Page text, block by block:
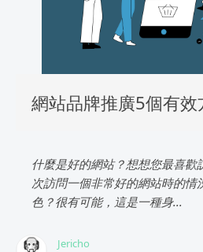
網站品牌推廣5個有效
什麼是好的網站？想想您最喜歡
次訪問一個非常好的網站時的情
色？很有可能，這是一種身...
Jericho